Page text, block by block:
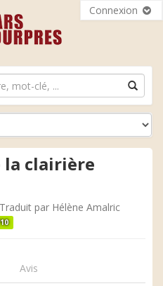
Connexion
la clairière
Traduit par Hélène Amalric
Avis